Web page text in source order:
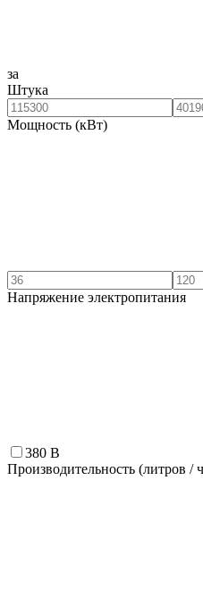
за
Штука
Мощность (кВт)
Напряжение электропитания
380 В
Производительность (литров /